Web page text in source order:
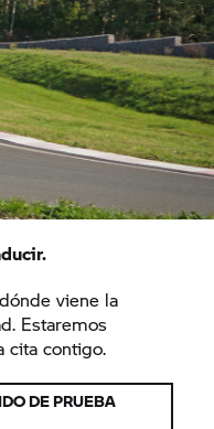
viene la
Estaremos
cita contigo.
DE PRUEBA